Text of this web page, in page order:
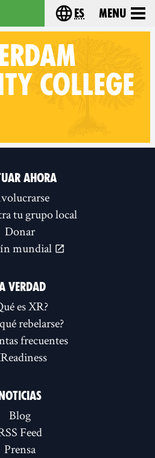
Choose your
es Menu
COLLEGE
College on
AHORA
tu grupo local
Donar
mundial
VERDAD
es XR?
rebelarse?
frecuentes
NOTICIAS
Blog
Feed
Prensa